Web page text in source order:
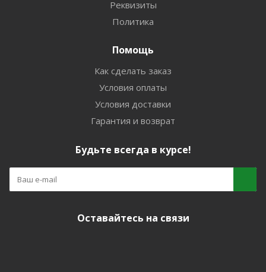
Реквизиты
Политика
Помощь
Как сделать заказ
Условия оплаты
Условия доставки
Гарантия и возврат
Будьте всегда в курсе!
Оставайтесь на связи